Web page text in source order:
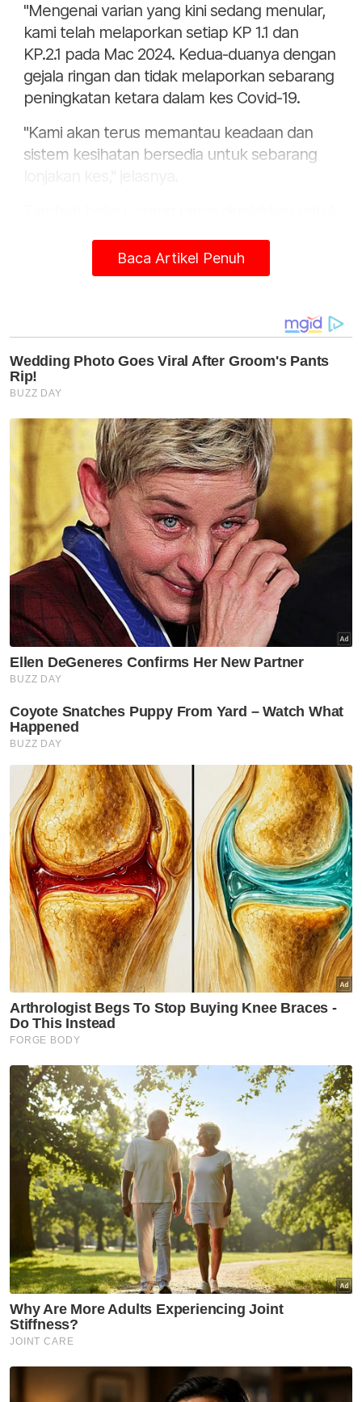
"Mengenai varian yang kini sedang menular,
kami telah melaporkan setiap KP 1.1 dan
KP.2.1 pada Mac 2024. Kedua-duanya dengan
gejala ringan dan tidak melaporkan sebarang
peningkatan ketara dalam kes Covid-19.
"Kami akan terus memantau keadaan dan
sistem kesihatan bersedia untuk sebarang
antaranya mengekalkan kebersihan diri yang
apabila berasa tidak sihat dan memakai
topeng jika berada dalam kumpulan berisiko
tinggi termasuk di kawasan yang sangat
sesak, atau apabila bergejala," jelasnya.
Artikel Berkaitan:
Syor KKM pantau semula kes harian Covid-19
Kes Covid-19 meningkat meningkat 14.8 peratus -
Jangan tunduk bantahan Persatuan Rimba Komuniti
Shah Alam
Ikuti Channel rasmi Sinar Harian di WhatsApp
supaya anda tidak terlepas berita-berita
terkini daripada kami. Jom!Klik di sini!
Muat turun aplikasi Sinar Harian.Klik di sini!
25 - 34 tahun 35 - 44 tahun
45 - 54 tahun 55 - 64 tahun
65 tahun dan ke atas
Masuk | Daftar VPoints:0
KKM
Covid 19
Varian
Artikel Disyorkan
Covid-19
Varian Covid-19 KP.3.1.1
dominan di AS ketika jangkitan
terus meningkat
KKM keluarkan perincian
Baca Artikel Penuh